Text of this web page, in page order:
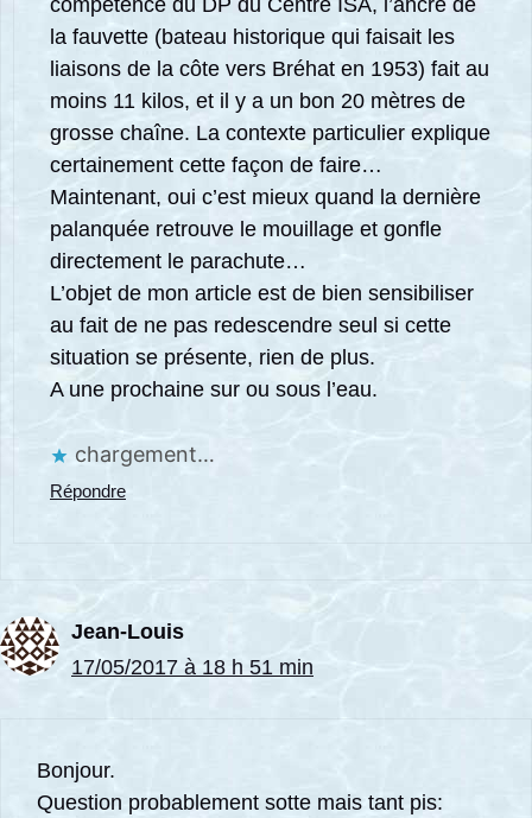
la fauvette (bateau historique qui faisait les
liaisons de la côte vers Bréhat en 1953) fait au
moins 11 kilos, et il y a un bon 20 mètres de
grosse chaîne. La contexte particulier explique
certainement cette façon de faire…
Maintenant, oui c’est mieux quand la dernière
palanquée retrouve le mouillage et gonfle
directement le parachute…
L’objet de mon article est de bien sensibiliser
au fait de ne pas redescendre seul si cette
situation se présente, rien de plus.
A une prochaine sur ou sous l’eau.
chargement…
Répondre
Jean-Louis
17/05/2017 à 18 h 51 min
Bonjour.
Question probablement sotte mais tant pis: